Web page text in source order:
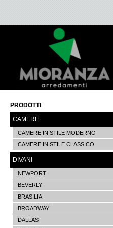
PRODOTTI
CAMERE
CAMERE IN STILE MODERNO
CAMERE IN STILE CLASSICO
DIVANI
NEWPORT
BEVERLY
BRASILIA
BROADWAY
DALLAS